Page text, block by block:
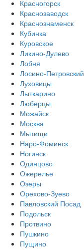
Красногорск
Краснозаводск
Краснознаменск
Кубинка
Куровское
Ликино-Дулево
Лобня
Лосино-Петровский
Луховицы
Лыткарино
Люберцы
Можайск
Москва
Мытищи
Наро-Фоминск
Ногинск
Одинцово
Ожерелье
Озеры
Орехово-Зуево
Павловский Посад
Подольск
Протвино
Пушкино
Пущино